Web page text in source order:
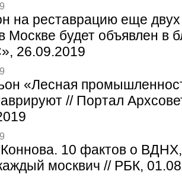
на реставрацию еще
Москве будет объявлен в
26.09.2019
«Лесная
// Портал
10 фактов о
москвич // РБК,